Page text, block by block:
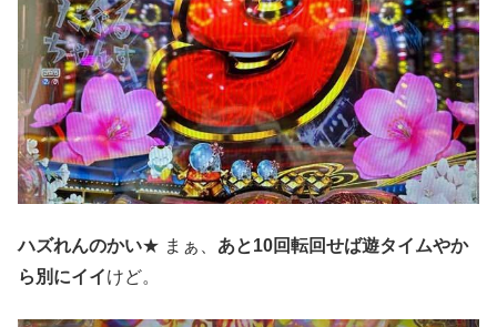
ハズれんのかい★ まぁ、 あと10回転回せば遊タイムやか
ら別にイイけど。